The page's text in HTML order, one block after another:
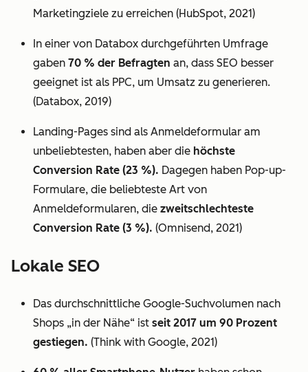
Marketingziele zu erreichen (HubSpot, 2021)
In einer von Databox durchgeführten Umfrage
gaben 70 % der Befragten an, dass SEO besser
geeignet ist als PPC, um Umsatz zu generieren.
(Databox, 2019)
Landing-Pages sind als Anmeldeformular am
unbeliebtesten, haben aber die höchste
Conversion Rate (23 %). Dagegen haben Pop-up-
Formulare, die beliebteste Art von
Anmeldeformularen, die zweitschlechteste
Conversion Rate (3 %). (Omnisend, 2021)
Lokale SEO
Das durchschnittliche Google-Suchvolumen nach
Shops „in der Nähe“ ist seit 2017 um 90 Prozent
gestiegen. (Think with Google, 2021)